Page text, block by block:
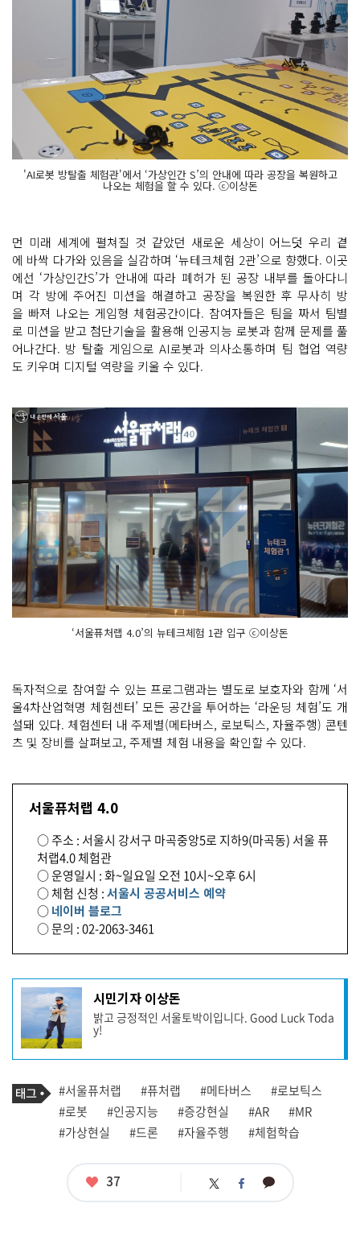
'AI로봇 방탈출 체험관'에서 ‘가상인간 S’의 안내에 따라 공장을 복원하고
나오는 체험을 할 수 있다. ⓒ이상돈
먼 미래 세계에 펼쳐질 것 같았던 새로운 세상이 어느덧 우리 곁
에 바싹 다가와 있음을 실감하며 ‘뉴테크체험 2관’으로 향했다. 이곳
에선 ‘가상인간S’가 안내에 따라 폐허가 된 공장 내부를 돌아다니
며 각 방에 주어진 미션을 해결하고 공장을 복원한 후 무사히 방
을 빠져 나오는 게임형 체험공간이다. 참여자들은 팀을 짜서 팀별
로 미션을 받고 첨단기술을 활용해 인공지능 로봇과 함께 문제를 풀
어나간다. 방 탈출 게임으로 AI로봇과 의사소통하며 팀 협업 역량
도 키우며 디지털 역량을 키울 수 있다.
‘서울퓨처랩 4.0’의 뉴테크체험 1관 입구 ⓒ이상돈
독자적으로 참여할 수 있는 프로그램과는 별도로 보호자와 함께 ‘서
울4차산업혁명 체험센터’ 모든 공간을 투어하는 ‘라운딩 체험’도 개
설돼 있다. 체험센터 내 주제별(메타버스, 로보틱스, 자율주행) 콘텐
츠 및 장비를 살펴보고, 주제별 체험 내용을 확인할 수 있다.
서울퓨처랩 4.0
○ 주소 : 서울시 강서구 마곡중앙5로 지하9(마곡동) 서울 퓨
처랩4.0 체험관
○ 운영일시 : 화~일요일 오전 10시~오후 6시
○ 체험 신청 :서울시 공공서비스 예약
○네이버 블로그
○ 문의 : 02-2063-3461
기
사
작
성
자
프
필
시민기자 이상돈
밝고 긍정적인 서울토박이입니다. Good Luck Toda
y!
기
사
관
련
태
태
그
#서울퓨처랩 #퓨처랩 #메타버스
#로보틱스
#로봇
#인공지능 #증강현실 #AR
#MR
#가상현실
#드론 #자율주행 #체험학습
좋
37 트 페 카